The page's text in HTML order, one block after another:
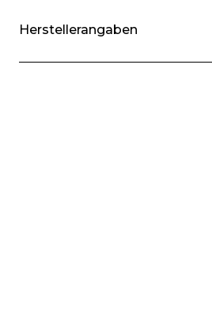
Herstellerangaben